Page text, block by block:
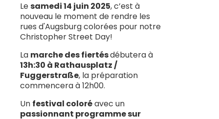
Lesamedi 14 juin 2025, c’est à
nouveau le moment de rendre les
rues d'Augsburg colorées pour notre
Christopher Street Day!
La marche des fiertésdébutera à
13h:30 à Rathausplatz /
Fuggerstraße, la préparation
commencera à 12h00.
Un festival coloréavec un
passionnant programme sur